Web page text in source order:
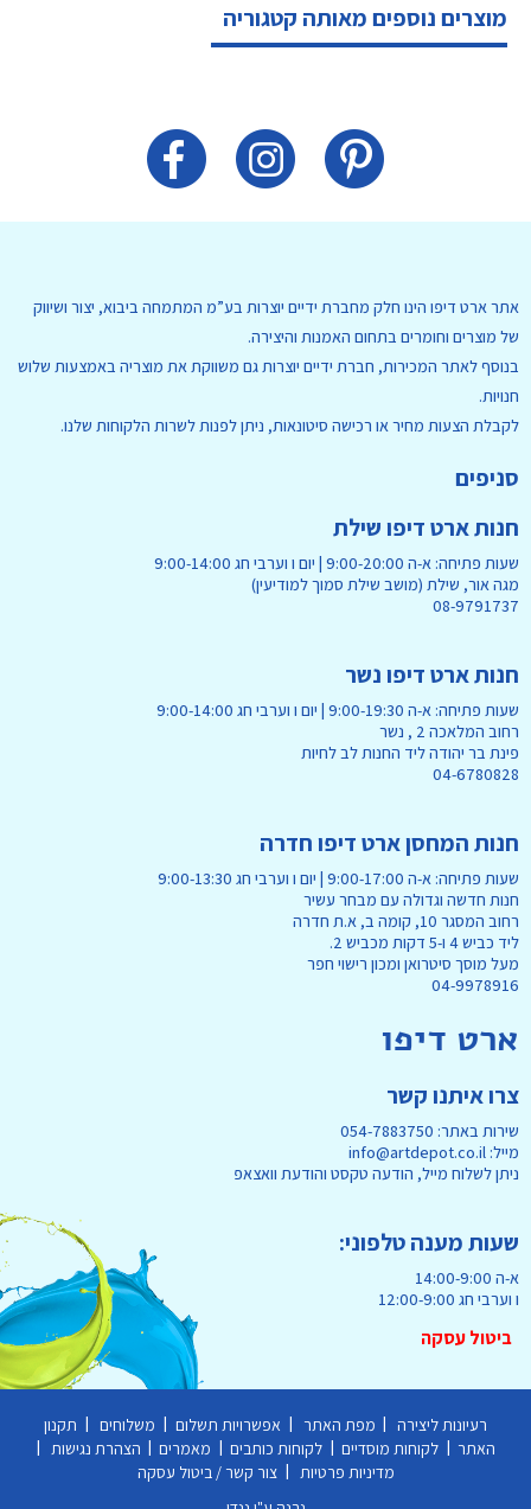
מוצרים נוספים מאותה קטגוריה
אתר ארט דיפו הינו חלק מחברת ידיים יוצרות בע”מ המתמחה ביבוא, יצור ושיווק
של מוצרים וחומרים בתחום האמנות והיצירה.
בנוסף לאתר המכירות, חברת ידיים יוצרות גם משווקת את מוצריה באמצעות שלוש
חנויות.
לקבלת הצעות מחיר או רכישה סיטונאות, ניתן לפנות לשרות הלקוחות שלנו.
סניפים
חנות ארט דיפו שילת
שעות פתיחה: א-ה 9:00-20:00 | יום ו וערבי חג 9:00-14:00
מגה אור, שילת (מושב שילת סמוך למודיעין)
08-9791737
חנות ארט דיפו נשר
שעות פתיחה: א-ה 9:00-19:30 | יום ו וערבי חג 9:00-14:00
רחוב המלאכה 2 , נשר
פינת בר יהודה ליד החנות לב לחיות
04-6780828
חנות המחסן ארט דיפו חדרה
שעות פתיחה: א-ה 9:00-17:00 | יום ו וערבי חג 9:00-13:30
חנות חדשה וגדולה עם מבחר עשיר
רחוב המסגר 10, קומה ב, א.ת חדרה
ליד כביש 4 ו-5 דקות מכביש 2.
מעל מוסך סיטרואן ומכון רישוי חפר
04-9978916
ארט דיפו
צרו איתנו קשר
שירות באתר: 054-7883750
מייל: info@artdepot.co.il
ניתן לשלוח מייל, הודעה טקסט והודעת וואצאפ
שעות מענה טלפוני:
א-ה 14:00-9:00
ו וערבי חג 12:00-9:00
ביטול עסקה
רעיונות ליצירה | מפת האתר | אפשרויות תשלום | משלוחים | תקנון
האתר | לקוחות מוסדיים | לקוחות כותבים | מאמרים | הצהרת נגישות |
מדיניות פרטיות | צור קשר / ביטול עסקה